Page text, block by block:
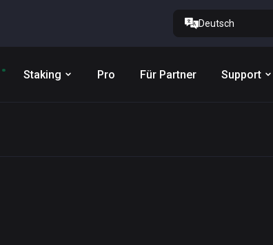
Deutsch
Staking Pro Für Partner Support